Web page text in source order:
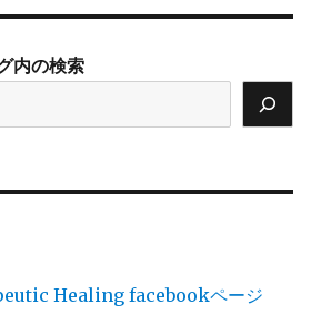
内の検索
Healing facebookページ